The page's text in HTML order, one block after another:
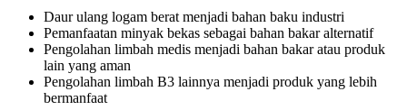
Daur ulang logam berat menjadi bahan baku industri
Pemanfaatan minyak bekas sebagai bahan bakar alternatif
Pengolahan limbah medis menjadi bahan bakar atau produk
lain yang aman
Pengolahan limbah B3 lainnya menjadi produk yang lebih
bermanfaat